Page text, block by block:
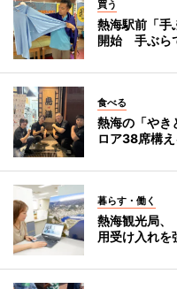
買う
熱海駅前「手
開始 手ぶら
食べる
熱海の「や
ロア38席構え
暮らす・働く
熱海観光局
用受け入れを